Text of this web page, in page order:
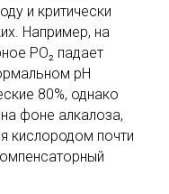
и критически
Например, на
PO₂ падает
pH
80%, однако
фоне алкалоза,
кислородом почти